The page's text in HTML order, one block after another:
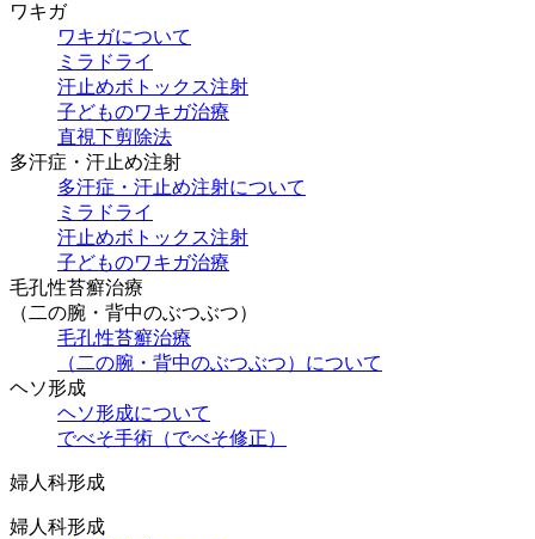
ワキガ
ワキガについて
ミラドライ
汗止めボトックス注射
子どものワキガ治療
直視下剪除法
多汗症・汗止め注射
多汗症・汗止め注射について
ミラドライ
汗止めボトックス注射
子どものワキガ治療
⽑孔性苔癬治療
（⼆の腕・背中のぶつぶつ）
⽑孔性苔癬治療
（⼆の腕・背中のぶつぶつ）について
ヘソ形成
ヘソ形成について
でべそ手術（でべそ修正）
婦人科形成
婦人科形成